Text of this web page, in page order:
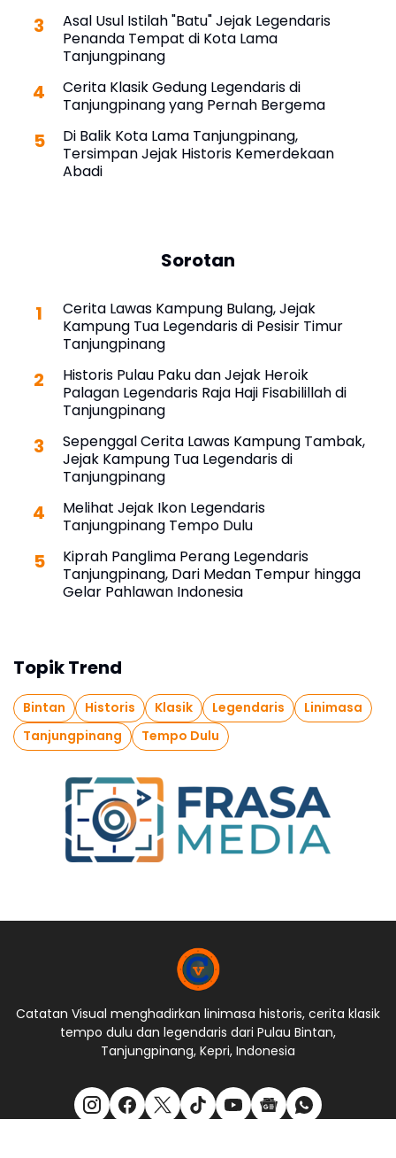
Asal Usul Istilah "Batu" Jejak Legendaris
Penanda Tempat di Kota Lama
Tanjungpinang
Cerita Klasik Gedung Legendaris di
Tanjungpinang yang Pernah Bergema
Di Balik Kota Lama Tanjungpinang,
Tersimpan Jejak Historis Kemerdekaan
Abadi
Sorotan
Cerita Lawas Kampung Bulang, Jejak
Kampung Tua Legendaris di Pesisir Timur
Tanjungpinang
Historis Pulau Paku dan Jejak Heroik
Palagan Legendaris Raja Haji Fisabilillah di
Tanjungpinang
Sepenggal Cerita Lawas Kampung Tambak,
Jejak Kampung Tua Legendaris di
Tanjungpinang
Melihat Jejak Ikon Legendaris
Tanjungpinang Tempo Dulu
Kiprah Panglima Perang Legendaris
Tanjungpinang, Dari Medan Tempur hingga
Gelar Pahlawan Indonesia
Topik Trend
Bintan Historis Klasik Legendaris
Linimasa
Tanjungpinang
Tempo Dulu
Catatan Visual menghadirkan linimasa historis, cerita klasik
tempo dulu dan legendaris dari Pulau Bintan,
Tanjungpinang, Kepri, Indonesia